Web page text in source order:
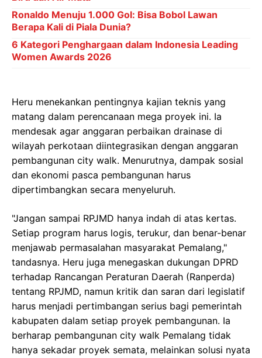
Ronaldo Menuju 1.000 Gol: Bisa Bobol Lawan
Berapa Kali di Piala Dunia?
6 Kategori Penghargaan dalam Indonesia Leading
Women Awards 2026
Heru menekankan pentingnya kajian teknis yang
matang dalam perencanaan mega proyek ini. Ia
mendesak agar anggaran perbaikan drainase di
wilayah perkotaan diintegrasikan dengan anggaran
pembangunan city walk. Menurutnya, dampak sosial
dan ekonomi pasca pembangunan harus
dipertimbangkan secara menyeluruh.
"Jangan sampai RPJMD hanya indah di atas kertas.
Setiap program harus logis, terukur, dan benar-benar
menjawab permasalahan masyarakat Pemalang,"
tandasnya. Heru juga menegaskan dukungan DPRD
terhadap Rancangan Peraturan Daerah (Ranperda)
tentang RPJMD, namun kritik dan saran dari legislatif
harus menjadi pertimbangan serius bagi pemerintah
kabupaten dalam setiap proyek pembangunan. Ia
berharap pembangunan city walk Pemalang tidak
hanya sekadar proyek semata, melainkan solusi nyata